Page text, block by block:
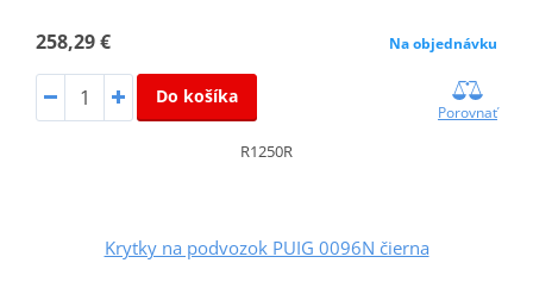
258,29 € Na objednávku
Do košíka
Porovnať
R1250R
Krytky na podvozok PUIG 0096N čierna